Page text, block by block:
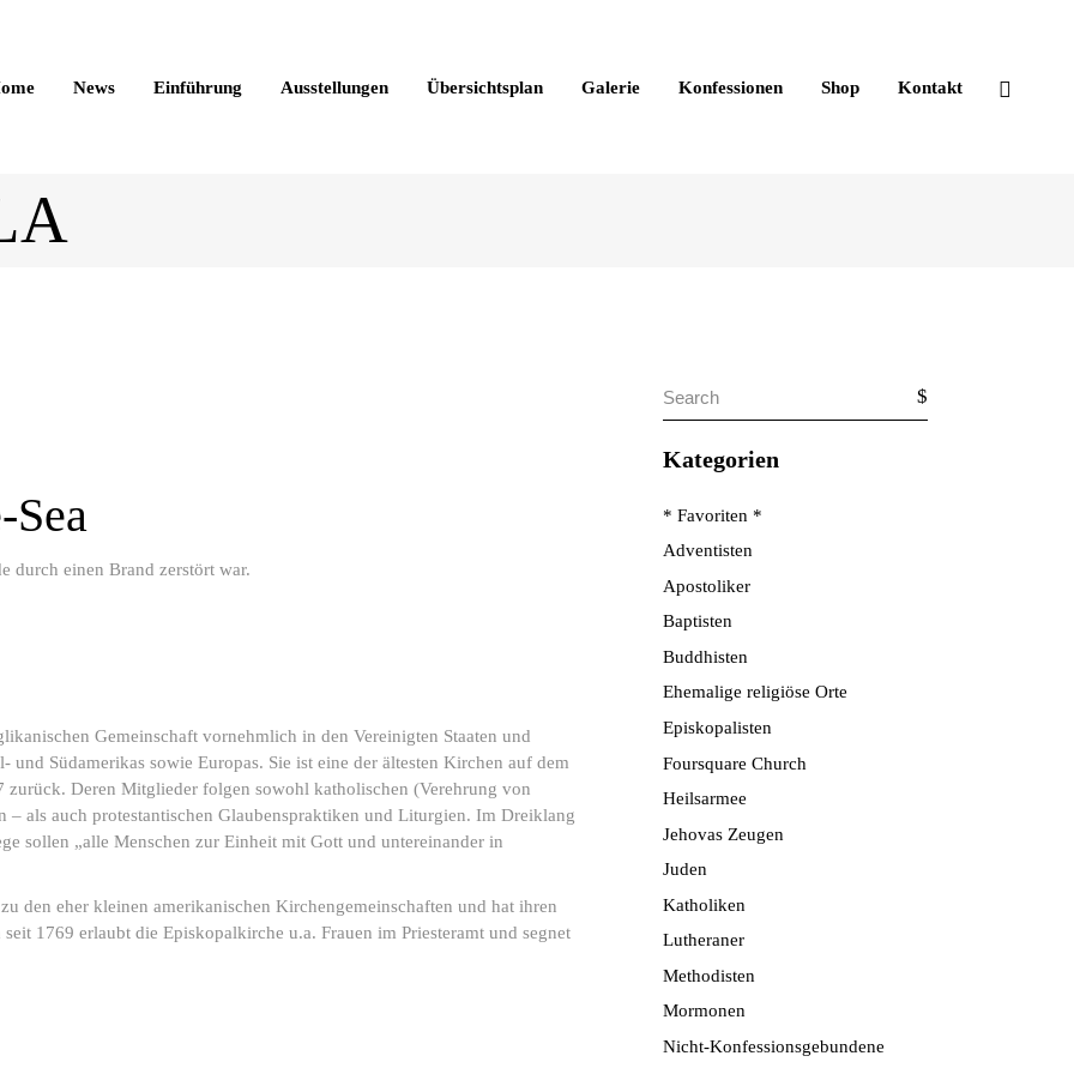
News Einführung Ausstellungen Übersichtsplan Galerie Konfessionen Shop Kontakt
durch einen Brand zerstört war.
Gemeinschaft vornehmlich in den Vereinigten Staaten und
und Südamerikas sowie Europas. Sie ist eine der ältesten Kirchen auf dem
zurück. Deren Mitglieder folgen sowohl katholischen (Verehrung von
– als auch protestantischen Glaubenspraktiken und Liturgien. Im Dreiklang
sollen „alle Menschen zur Einheit mit Gott und untereinander in
den eher kleinen amerikanischen Kirchengemeinschaften und hat ihren
1769 erlaubt die Episkopalkirche u.a. Frauen im Priesteramt und segnet
Search
Kategorien
* Favoriten *
Adventisten
Apostoliker
Baptisten
Buddhisten
Ehemalige religiöse Orte
Episkopalisten
Foursquare Church
Heilsarmee
Jehovas Zeugen
Juden
Katholiken
Lutheraner
Methodisten
Mormonen
Nicht-Konfessionsgebundene